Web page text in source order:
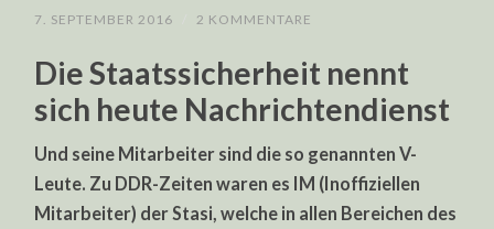
7. SEPTEMBER 2016 2 KOMMENTARE
Die Staatssicherheit nennt
sich heute Nachrichtendienst
Und seine Mitarbeiter sind die so genannten V-
Leute. Zu DDR-Zeiten waren es IM (Inoffiziellen
Mitarbeiter) der Stasi, welche in allen Bereichen des